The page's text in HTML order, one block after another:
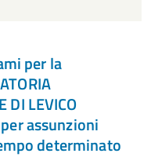
per la
DI LEVICO
assunzioni
determinato